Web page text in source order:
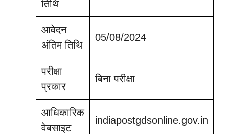
तिथि
आवेदन
अंतिम तिथि
05/08/2024
परीक्षा
प्रकार
बिना परीक्षा
आधिकारिक
वेबसाइट
indiapostgdsonline.gov.in